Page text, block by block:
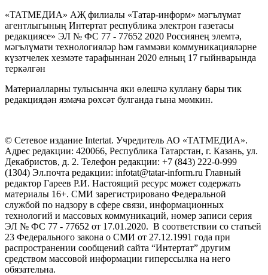
«ТАТМЕДИА» АҖ филиалы «Татар-информ» мәгълүмат
агентлыгының Интертат республика электрон газетасы
редакциясе» ЭЛ № ФС 77 - 77652 2020 Россиянең элемтә,
мәгълүмати технологияләр һәм гаммәви коммуникацияләрне
күзәтчелек хезмәте тарафыннан 2020 елның 17 гыйнварында
теркәлгән
Материалларны тулысынча яки өлешчә куллану бары тик
редакциядән язмача рөхсәт булганда гына мөмкин.
© Сетевое издание Intertat. Учредитель АО «ТАТМЕДИА».
Адрес редакции: 420066, Республика Татарстан, г. Казань, ул.
Декабристов, д. 2. Телефон редакции: +7 (843) 222-0-999
(1304) Эл.почта редакции: infotat@tatar-inform.ru Главный
редактор Гареев Р.И. Настоящий ресурс может содержать
материалы 16+. СМИ зарегистрировано Федеральной
службой по надзору в сфере связи, информационных
технологий и массовых коммуникаций, номер записи серия
ЭЛ № ФС 77 - 77652 от 17.01.2020. В соответствии со статьей
23 Федерального закона о СМИ от 27.12.1991 года при
распространении сообщений сайта “Интертат” другим
средством массовой информации гиперссылка на него
обязательна.